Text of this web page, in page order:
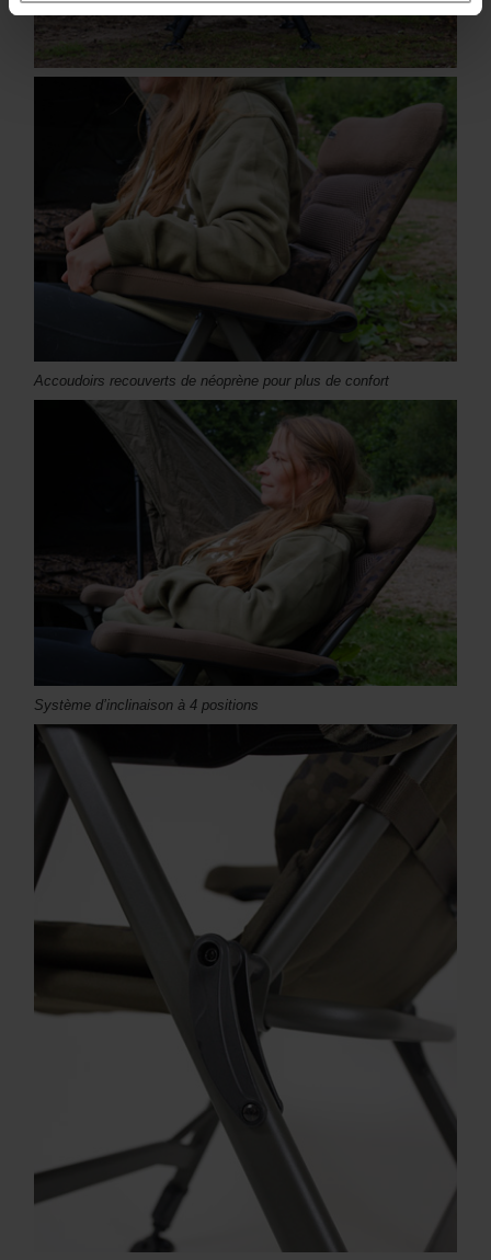
Accoudoirs recouverts de néoprène pour plus de confort
Système d’inclinaison à 4 positions